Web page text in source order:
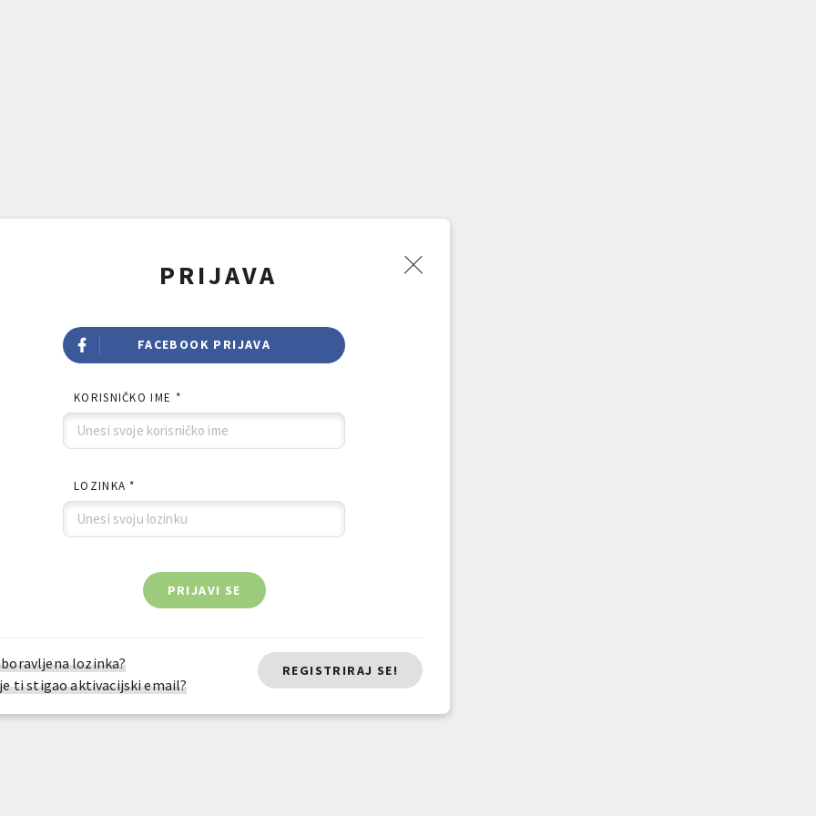
PRIJAVA
FACEBOOK PRIJAVA
KORISNIČKO IME *
LOZINKA *
PRIJAVI SE
lozinka?
ti stigao aktivacijski email?
REGISTRIRAJ SE!